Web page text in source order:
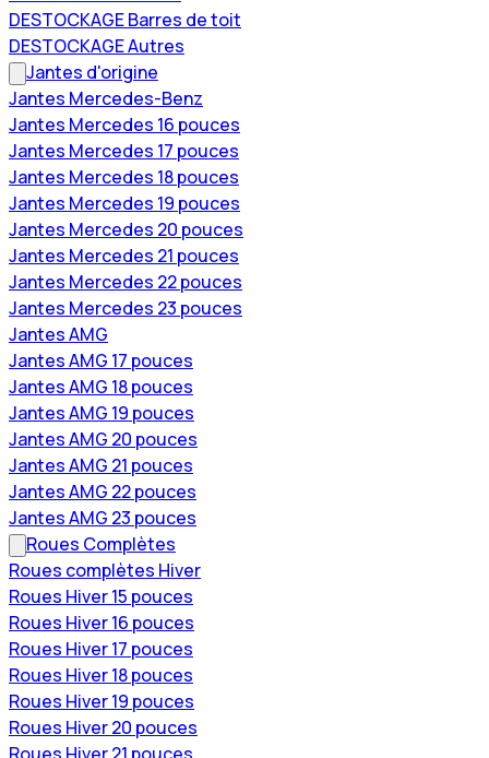
DESTOCKAGE Barres de toit
DESTOCKAGE Autres
Jantes d'origine
Jantes Mercedes-Benz
Jantes Mercedes 16 pouces
Jantes Mercedes 17 pouces
Jantes Mercedes 18 pouces
Jantes Mercedes 19 pouces
Jantes Mercedes 20 pouces
Jantes Mercedes 21 pouces
Jantes Mercedes 22 pouces
Jantes Mercedes 23 pouces
Jantes AMG
Jantes AMG 17 pouces
Jantes AMG 18 pouces
Jantes AMG 19 pouces
Jantes AMG 20 pouces
Jantes AMG 21 pouces
Jantes AMG 22 pouces
Jantes AMG 23 pouces
Roues Complètes
Roues complètes Hiver
Roues Hiver 15 pouces
Roues Hiver 16 pouces
Roues Hiver 17 pouces
Roues Hiver 18 pouces
Roues Hiver 19 pouces
Roues Hiver 20 pouces